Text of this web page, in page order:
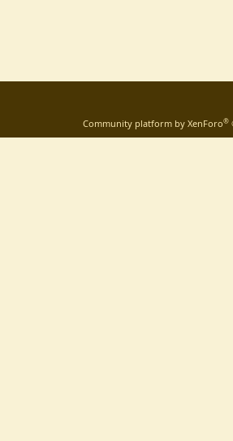
Community platform by XenForo®